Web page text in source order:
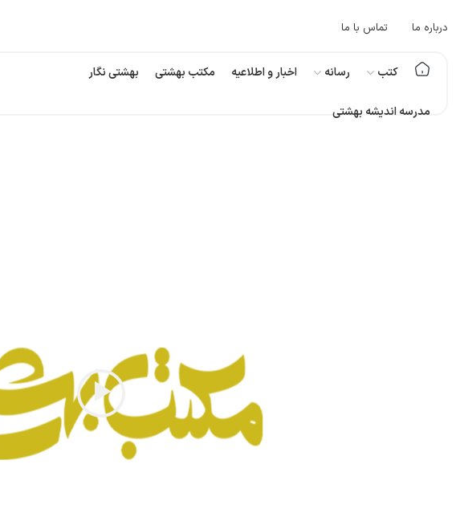
درباره ما تماس با ما
کتب رسانه اخبار و اطلاعیه مکتب بهشتی بهشتی نگار
مدرسه اندیشه بهشتی